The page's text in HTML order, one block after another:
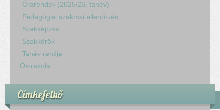
Órarendek (2025/26. tanév)
Pedagógiai szakmai ellenőrzés
Szakképzés
Szakkörök
Tanév rendje
Ökoiskola
Címkefelhő